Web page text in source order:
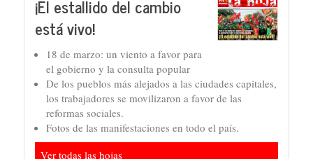
¡El estallido del cambio
está vivo!
18 de marzo: un viento a favor para
el gobierno y la consulta popular
De los pueblos más alejados a las ciudades capitales,
los trabajadores se movilizaron a favor de las
reformas sociales.
Fotos de las manifestaciones en todo el país.
Ver todas las hojas